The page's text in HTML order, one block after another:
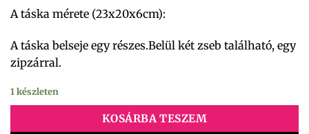
A táska mérete (23x20x6cm):
A táska belseje egy részes.Belül két zseb található, egy
zipzárral.
1 készleten
KOSÁRBA TESZEM